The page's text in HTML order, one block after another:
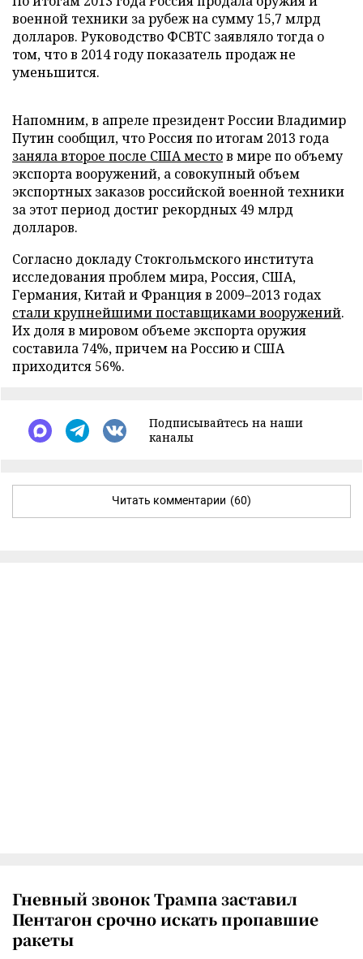
военной техники за рубеж на сумму 15,7 млрд
долларов. Руководство ФСВТС заявляло тогда о
том, что в 2014 году показатель продаж не
уменьшится.
Напомним, в апреле президент России Владимир
Путин сообщил, что Россия по итогам 2013 года
заняла второе после США местов мире по объему
экспорта вооружений, а совокупный объем
экспортных заказов российской военной техники
за этот период достиг рекордных 49 млрд
долларов.
Согласно докладу Стокгольмского института
исследования проблем мира, Россия, США,
Германия, Китай и Франция в 2009–2013 годах
стали крупнейшими поставщиками вооружений.
Их доля в мировом объеме экспорта оружия
составила 74%, причем на Россию и США
приходится 56%.
Подписывайтесь на наши
каналы
Читать комментарии (60)
Гневный звонок Трампа заставил
Пентагон срочно искать пропавшие
ракеты